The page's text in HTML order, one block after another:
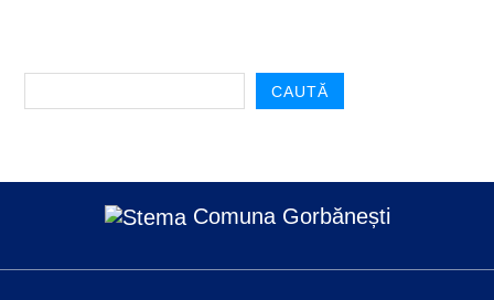
CAUTĂ
Comuna Gorbănești